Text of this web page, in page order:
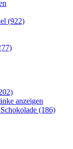
(922)
anzeigen
(186)